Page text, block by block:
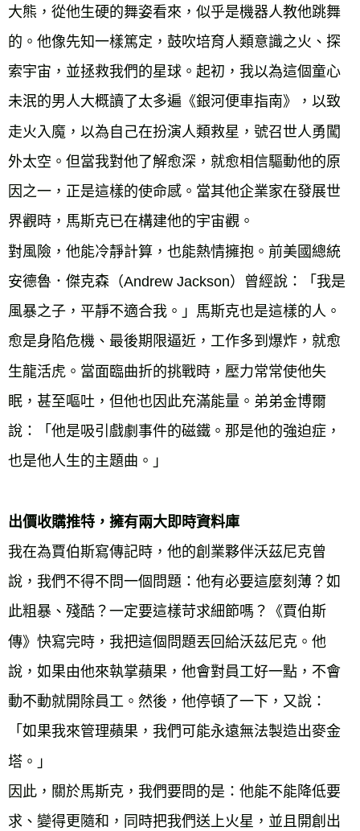
大熊，從他生硬的舞姿看來，似乎是機器人教他跳舞
的。他像先知一樣篤定，鼓吹培育人類意識之火、探
索宇宙，並拯救我們的星球。起初，我以為這個童心
未泯的男人大概讀了太多遍《銀河便車指南》，以致
走火入魔，以為自己在扮演人類救星，號召世人勇闖
外太空。但當我對他了解愈深，就愈相信驅動他的原
因之一，正是這樣的使命感。當其他企業家在發展世
界觀時，馬斯克已在構建他的宇宙觀。
對風險，他能冷靜計算，也能熱情擁抱。前美國總統
安德魯．傑克森（Andrew Jackson）曾經說：「我是
風暴之子，平靜不適合我。」馬斯克也是這樣的人。
愈是身陷危機、最後期限逼近，工作多到爆炸，就愈
生龍活虎。當面臨曲折的挑戰時，壓力常常使他失
眠，甚至嘔吐，但他也因此充滿能量。弟弟金博爾
說：「他是吸引戲劇事件的磁鐵。那是他的強迫症，
也是他人生的主題曲。」
出價收購推特，擁有兩大即時資料庫
我在為賈伯斯寫傳記時，他的創業夥伴沃茲尼克曾
說，我們不得不問一個問題：他有必要這麼刻薄？如
此粗暴、殘酷？一定要這樣苛求細節嗎？《賈伯斯
傳》快寫完時，我把這個問題丟回給沃茲尼克。他
說，如果由他來執掌蘋果，他會對員工好一點，不會
動不動就開除員工。然後，他停頓了一下，又說：
「如果我來管理蘋果，我們可能永遠無法製造出麥金
塔。」
因此，關於馬斯克，我們要問的是：他能不能降低要
求、變得更隨和，同時把我們送上火星，並且開創出